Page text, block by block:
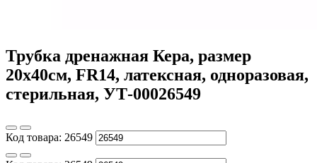
Трубка дренажная Кера, размер
20х40см, FR14, латексная, одноразовая,
стерильная, УТ-00026549
Код товара: 26549